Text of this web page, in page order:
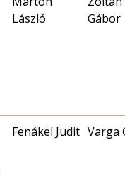
László
Gábor
Fenákel Judit Varga